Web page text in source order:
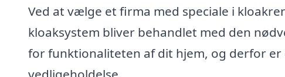
Ved at vælge et firma med speciale i
kloaksystem bliver behandlet med den
for funktionaliteten af dit hjem, og derfor